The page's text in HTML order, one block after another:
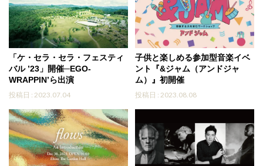
「ケ・セラ・セラ・フェスティ
バル ’23」開催─EGO-
WRAPPIN’ら出演
投稿日 : 2023.07.04
子供と楽しめる参加型音楽イベ
ント『&ジャム（アンドジャ
ム）』初開催
投稿日 : 2023.08.08